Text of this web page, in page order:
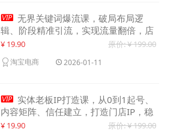
 无界关键词爆流课，破局布局逻
辑、阶段精准引流，实现流量翻倍，店
铺业绩增长50%+
¥ 19.90 原价: ¥ 199.00
淘宝电商 2026-01-11
 实体老板IP打造课，从0到1起号、
内容矩阵、信任建立，打造门店IP，稳
定获客增收
¥ 19.90 原价: ¥ 199.00